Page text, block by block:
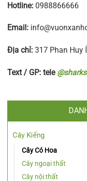
Hotline: 0988866666
Email:
Địa chỉ: 317 Phan Huy
Text / GP: tele
Cây Kiểng
Cây Có Hoa
Cây ngoại thất
Cây nội thất